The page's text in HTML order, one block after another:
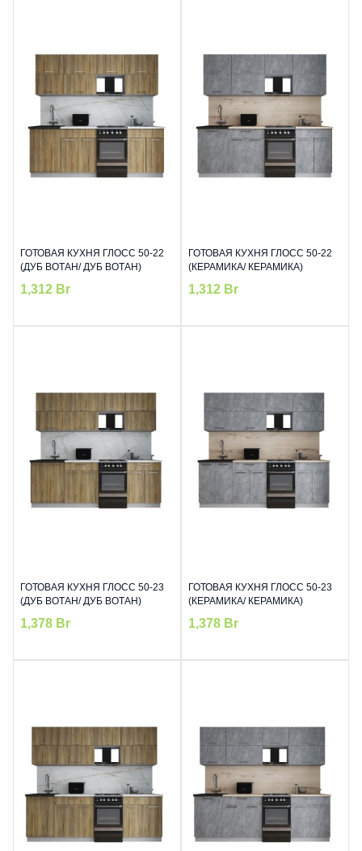
ГОТОВАЯ КУХНЯ ГЛОСС 50-22
(ДУБ ВОТАН/ ДУБ ВОТАН)
1,312 Br
ГОТОВАЯ КУХНЯ ГЛОСС 50-22
(КЕРАМИКА/ КЕРАМИКА)
1,312 Br
ГОТОВАЯ КУХНЯ ГЛОСС 50-23
(ДУБ ВОТАН/ ДУБ ВОТАН)
1,378 Br
ГОТОВАЯ КУХНЯ ГЛОСС 50-23
(КЕРАМИКА/ КЕРАМИКА)
1,378 Br